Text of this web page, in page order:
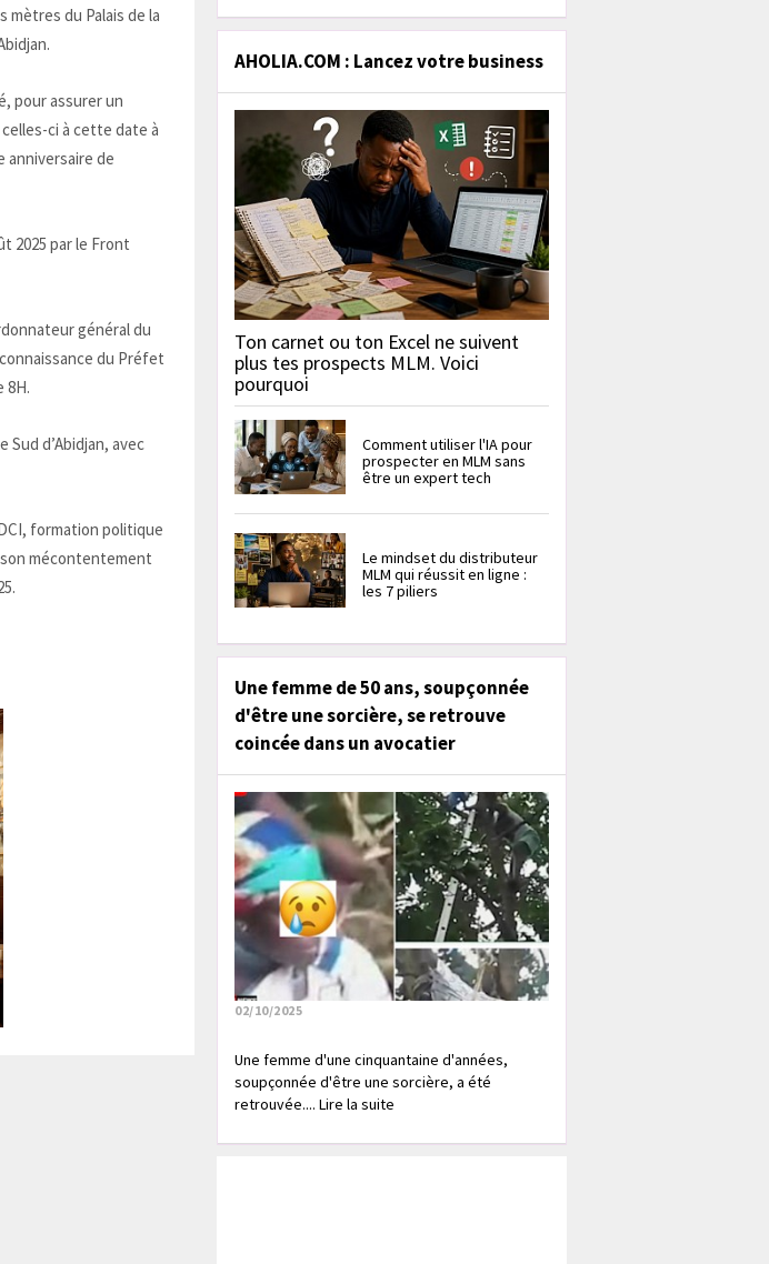
mètres du Palais de la
pour assurer un
ci à cette date à
anniversaire de
2025 par le Front
général du
du Préfet
8H.
d’Abidjan, avec
formation politique
mécontentement
AHOLIA.COM : Lancez votre business
Ton carnet ou ton Excel ne suivent
plus tes prospects MLM. Voici
pourquoi
Comment utiliser l'IA pour
prospecter en MLM sans
être un expert tech
Le mindset du distributeur
MLM qui réussit en ligne :
les 7 piliers
Une femme de 50 ans, soupçonnée
d'être une sorcière, se retrouve
coincée dans un avocatier
02/10/2025
Une femme d'une cinquantaine d'années,
soupçonnée d'être une sorcière, a été
retrouvée.... Lire la suite